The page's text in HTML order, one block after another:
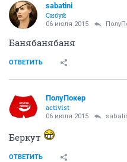
sabatini
Сибуй
06 июля 2015
Банябанябаня
ОТВЕТИТЬ
ПолуПокер
activist
06 июля 2015
Беркут
ОТВЕТИТЬ